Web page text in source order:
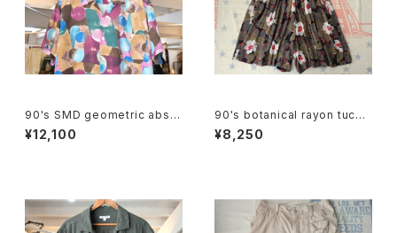
90's SMD geometric abstr
act rayon open-collar Shirt
"Made in JAPAN"
¥12,100
90's botanical rayon tucke
d Culottes
¥8,250